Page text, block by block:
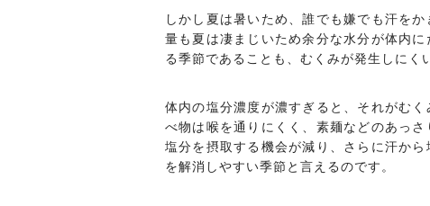
しかし夏は暑いため、誰でも嫌でも汗を
量も夏は凄まじいため余分な水分が体内
る季節であることも、むくみが発生しにく
体内の塩分濃度が濃すぎると、それがむ
べ物は喉を通りにくく、素麺などのあっ
塩分を摂取する機会が減り、さらに汗か
を解消しやすい季節と言えるのです。